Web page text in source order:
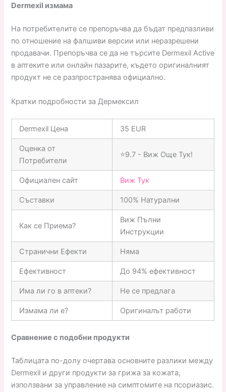
Dermexil измама
На потребителите се препоръчва да бъдат предпазливи
по отношение на фалшиви версии или неразрешени
продавачи. Препоръчва се да не търсите Dermexil Active
в аптеките или онлайн пазарите, където оригиналният
продукт не се разпространява официално.
Кратки подробности за Дермексил
Dermexil Цена 35 EUR
Оценка от
Потребители
⭐9.7 - Виж Още Тук!
Официален сайт Виж Тук
Съставки 100% Натурални
Как се Приема?
Виж Пълни
Инструкции
Странични Ефекти Няма
Ефективност До 94% ефективност
Има ли го в аптеки? Не се предлага
Измама ли е? Оригиналът работи
Сравнение с подобни продукти
Таблицата по-долу очертава основните разлики между
Dermexil и други продукти за грижа за кожата,
използвани за управление на симптомите на псориазис.